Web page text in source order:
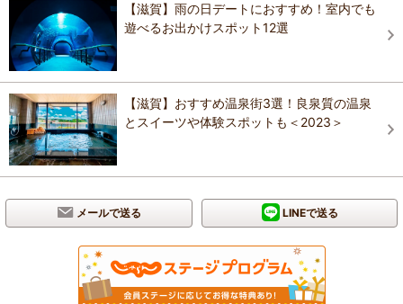
【滋賀】雨の日デートにおすすめ！室内でも
遊べるお出かけスポット12選
【滋賀】おすすめ温泉街3選！良泉質の温泉
とスイーツや体験スポットも＜2023＞
メールで送る LINEで送る